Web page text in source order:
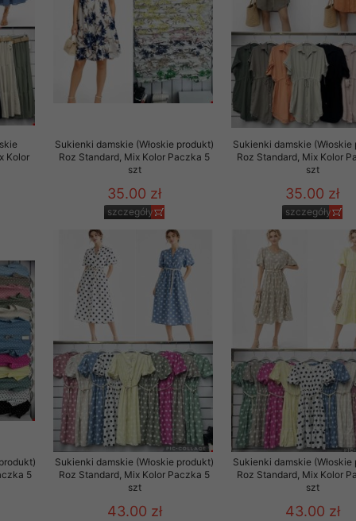
Kolor
Sukienki damskie (Włoskie produkt)
Roz Standard, Mix Kolor Paczka 5
szt
35.00 zł
szczegóły
Sukienki damskie (Włoskie
Roz Standard, Mix Kolor
szt
35.00 zł
szczegóły
5
Sukienki damskie (Włoskie produkt)
Roz Standard, Mix Kolor Paczka 5
szt
43.00 zł
Sukienki damskie (Włoskie
Roz Standard, Mix Kolor
szt
43.00 zł
przez OMEZ
wycofanie zgody nie
oraz usunięcia
zautomatyzowanemu
Twoich
osobowych.
udzielonego przez
sierpnia 1997 r. o
przechowujemy na
jedynie uprawnieni
swoich danych w celu
osobom trzecim,
na podstawie